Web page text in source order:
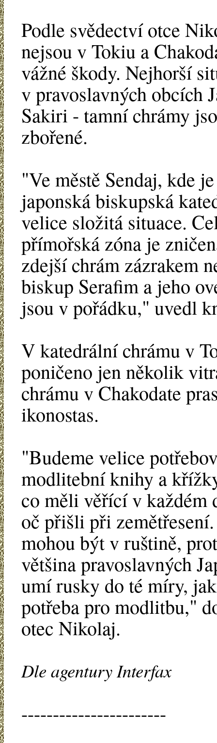
Podle svědectví otce
nejsou v Tokiu a
vážné škody. Nejhorší
v pravoslavných obcích
Sakiri - tamní chrámy
zbořené.
"Ve městě Sendaj, kde
japonská biskupská
velice složitá situace.
přímořská zóna je
zdejší chrám zázrakem
biskup Serafim a jeho
jsou v pořádku," uvedl
V katedrální chrámu v
poničeno jen několik
chrámu v Chakodate
ikonostas.
"Budeme velice
modlitební knihy a
co měli věřící v každém
oč přišli při
mohou být v ruštině,
většina pravoslavných
umí rusky do té míry,
potřeba pro modlitbu,"
otec Nikolaj.
Dle agentury Interfax
-----------------------